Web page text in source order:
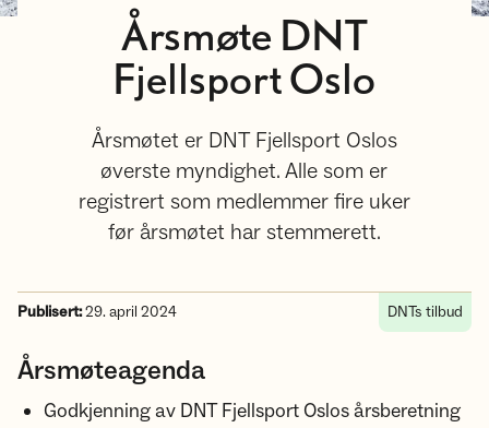
Årsmøte DNT
Fjellsport Oslo
Årsmøtet er DNT Fjellsport Oslos
øverste myndighet. Alle som er
registrert som medlemmer fire uker
før årsmøtet har stemmerett.
Publisert:29. april 2024 DNTs tilbud
Årsmøteagenda
Godkjenning av DNT Fjellsport Oslos årsberetning